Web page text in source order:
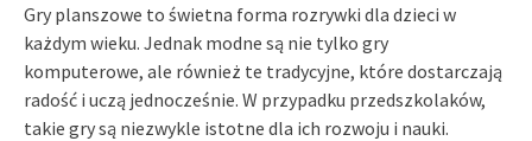
Gry planszowe to świetna forma rozrywki dla dzieci w
każdym wieku. Jednak modne są nie tylko gry
komputerowe, ale również te tradycyjne, które dostarczają
radość i uczą jednocześnie. W przypadku przedszkolaków,
takie gry są niezwykle istotne dla ich rozwoju i nauki.